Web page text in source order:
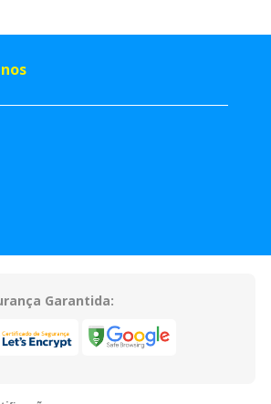
Garantida: